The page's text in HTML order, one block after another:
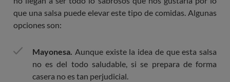
que una salsa puede elevar este tipo de comidas. Algunas
opciones son:
Mayonesa. Aunque existe la idea de que esta salsa
no es del todo saludable, si se prepara de forma
casera no es tan perjudicial.